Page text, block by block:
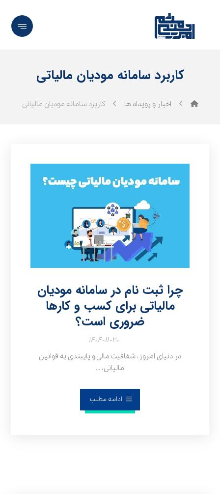
کاربرد سامانه مودیان مالیاتی
اخبار و رویداد ها کاربرد سامانه مودیان مالیاتی
چرا ثبت نام در سامانه مودیان
مالیاتی برای کسب‌ و کارها
ضروری است؟
۱۴۰۴-۱۱-۲۰
در دنیای امروز، شفافیت مالی و پایبندی به قوانین
مالیاتی، ...
ادامه مطلب